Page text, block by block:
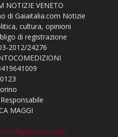
NOTIZIE VENETO
di Gaiaitalia.com Notizie
cultura, opinioni
di registrazione
2012/24276
MAGGI